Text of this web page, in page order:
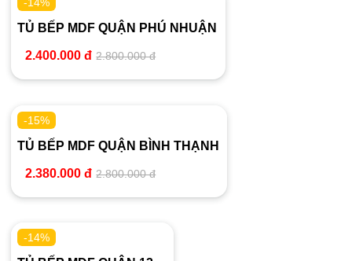
TỦ BẾP MDF QUẬN PHÚ NHUẬN
2.400.000 đ 2.800.000 đ
-15%
TỦ BẾP MDF QUẬN BÌNH THẠNH
2.380.000 đ 2.800.000 đ
-14%